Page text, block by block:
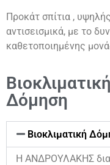
Προκάτ σπίτια ,
αντισεισμικά, με το
καθετοποιημένης
Δόμηση
Βιοκλιματική
Η ΑΝΔΡΟΥΛΑΚΗΣ